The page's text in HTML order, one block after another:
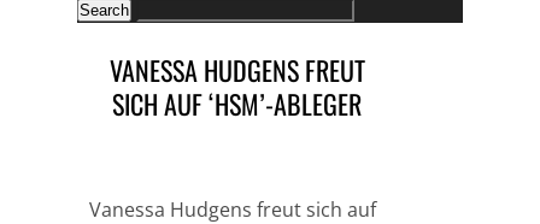
VANESSA HUDGENS FREUT
SICH AUF ‘HSM’-ABLEGER
Vanessa Hudgens freut sich auf